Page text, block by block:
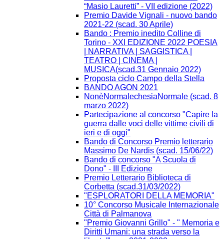
“Masio Lauretti” - VII edizione (2022)
Premio Davide Vignali - nuovo bando
2021-22 (scad. 30 Aprile)
Bando : Premio inedito Colline di
Torino - XXI EDIZIONE 2022 POESIA
| NARRATIVA | SAGGISTICA |
TEATRO | CINEMA |
MUSICA(scad.31 Gennaio 2022)
Proposta ciclo Campo della Stella
BANDO AGON 2021
NonèNormalechesiaNormale (scad. 8
marzo 2022)
Partecipazione al concorso "Capire la
guerra dalle voci delle vittime civili di
ieri e di oggi"
Bando di Concorso Premio letterario
Massimo De Nardis (scad. 15/06/22)
Bando di concorso "A Scuola di
Dono" - III Edizione​
Premio Letterario Biblioteca di
Corbetta (scad.31/03/2022)
"ESPLORATORI DELLA MEMORIA"
10° Concorso Musicale Internazionale
Città di Palmanova
"Premio Giovanni Grillo" - " Memoria e
Diritti Umani: una strada verso la